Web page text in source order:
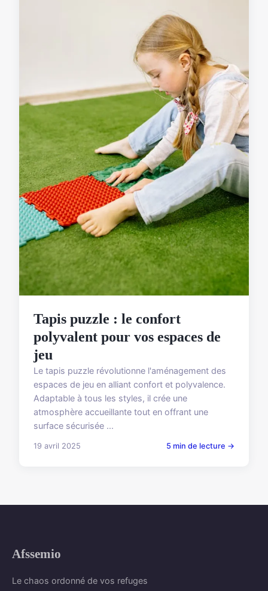
Tapis puzzle : le confort
polyvalent pour vos espaces de
jeu
Le tapis puzzle révolutionne l'aménagement des
espaces de jeu en alliant confort et polyvalence.
Adaptable à tous les styles, il crée une
atmosphère accueillante tout en offrant une
surface sécurisée ...
19 avril 2025 5 min de lecture →
Afssemio
Le chaos ordonné de vos refuges